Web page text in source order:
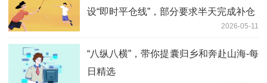
设“即时平仓线”，部分要求半天完成补仓
2026-05-11
“八纵八横”，带你提囊归乡和奔赴山海-每
日精选